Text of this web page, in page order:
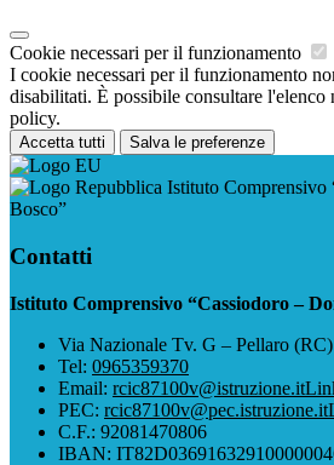
Cookie necessari per il funzionamento
I cookie necessari per il funzionamento
disabilitati. È possibile consultare l'elenco
policy.
Accetta tutti Salva le preferenze
Istituto Comprensivo
Bosco”
Contatti
Istituto Comprensivo “Cassiodoro –
Via Nazionale Tv. G – Pellaro (RC)
Tel: 0965359370
Email: rcic87100v@istruzione.it
PEC: rcic87100v@pec.istruzione.it
C.F.: 92081470806
IBAN: